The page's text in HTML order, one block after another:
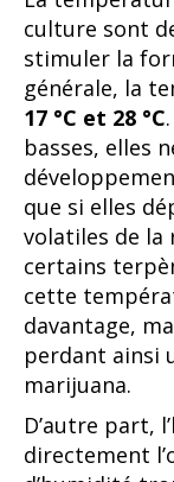
culture sont
stimuler la
générale, la
17 °C et 28 °C
basses, elles
que si elles
volatiles de la
certains
cette
davantage,
perdant ainsi
marijuana.
D’autre part,
directement